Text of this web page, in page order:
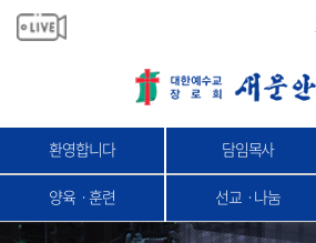
환영합니다 담임목사
양육ㆍ훈련 선교ㆍ나눔